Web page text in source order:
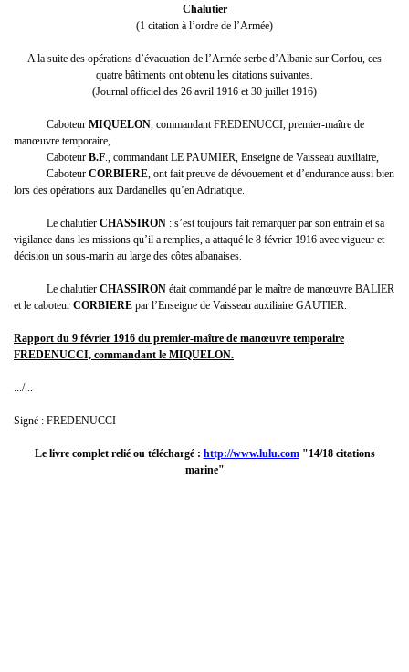
Chalutier
(1 citation à l’ordre de l’Armée)
A la suite des opérations d’évacuation de l’Armée serbe d’Albanie sur Corfou, ces
quatre bâtiments ont obtenu les citations suivantes.
(Journal officiel des 26 avril 1916 et 30 juillet 1916)
Caboteur MIQUELON, commandant FREDENUCCI, premier-maître de
manœuvre temporaire,
Caboteur B.F., commandant LE PAUMIER, Enseigne de Vaisseau auxiliaire,
Caboteur CORBIERE, ont fait preuve de dévouement et d’endurance aussi bien
lors des opérations aux Dardanelles qu’en Adriatique.
Le chalutier CHASSIRON : s’est toujours fait remarquer par son entrain et sa
vigilance dans les missions qu’il a remplies, a attaqué le 8 février 1916 avec vigueur et
décision un sous-marin au large des côtes albanaises.
Le chalutier CHASSIRON était commandé par le maître de manœuvre BALIER
et le caboteur CORBIERE par l’Enseigne de Vaisseau auxiliaire GAUTIER.
Rapport du 9 février 1916 du premier-maître de manœuvre temporaire
FREDENUCCI, commandant le MIQUELON.
.../...
Signé : FREDENUCCI
Le livre complet relié ou téléchargé : http://www.lulu.com"14/18 citations
marine"